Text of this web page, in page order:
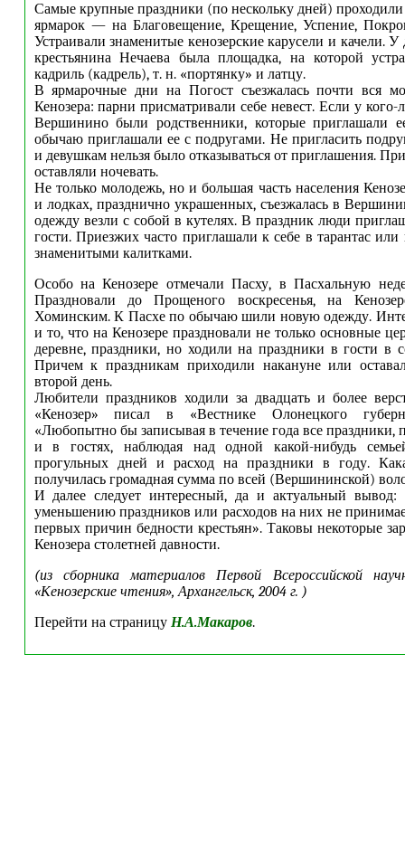
Самые крупные праздники (по нескольку дней)
ярмарок — на Благовещение, Крещение, Успение,
Устраивали знаменитые кенозерские карусели и качели.
крестьянина Нечаева была площадка, на которой
кадриль (кадрель), т. н. «портянку» и латцу.
В ярмарочные дни на Погост съезжалась почти вся
Кенозера: парни присматривали себе невест. Если у
Вершинино были родственники, которые приглашали
обычаю приглашали ее с подругами. Не пригласить
и девушкам нельзя было отказываться от приглашения.
оставляли ночевать.
Не только молодежь, но и большая часть населения
и лодках, празднично украшенных, съезжалась в
одежду везли с собой в кутелях. В праздник люди
гости. Приезжих часто приглашали к себе в тарантас
знаменитыми калитками.
Особо на Кенозере отмечали Пасху, в Пасхальную
Праздновали до Прощеного воскресенья, на
Хоминским. К Пасхе по обычаю шили новую одежду.
и то, что на Кенозере праздновали не только основные
деревне, праздники, но ходили на праздники в гости в
Причем к праздникам приходили накануне или
второй день.
Любители праздников ходили за двадцать и более
«Кенозер» писал в «Вестнике Олонецкого
«Любопытно бы записывая в течение года все праздники,
и в гостях, наблюдая над одной какой-нибудь
прогульных дней и расход на праздники в году.
получилась громадная сумма по всей (Вершининской)
И далее следует интересный, да и актуальный
уменьшению праздников или расходов на них не
первых причин бедности крестьян». Таковы некоторые
Кенозера столетней давности.
(из сборника материалов Первой Всероссийской
«Кенозерские чтения», Архангельск, 2004 г. )
Перейти на страницу Н.А.Макаров.